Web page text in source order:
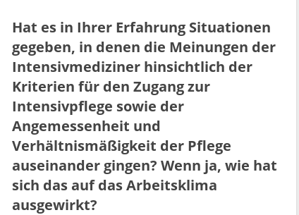
Hat es in Ihrer Erfahrung Situationen
gegeben, in denen die Meinungen der
Intensivmediziner hinsichtlich der
Kriterien für den Zugang zur
Intensivpflege sowie der
Angemessenheit und
Verhältnismäßigkeit der Pflege
auseinander gingen? Wenn ja, wie hat
sich das auf das Arbeitsklima
ausgewirkt?